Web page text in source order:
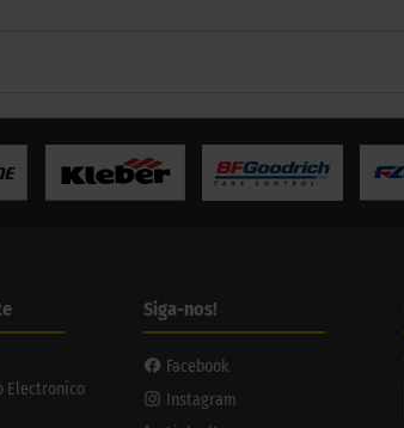
Electronico
Siga-nos!
Facebook
Instagram